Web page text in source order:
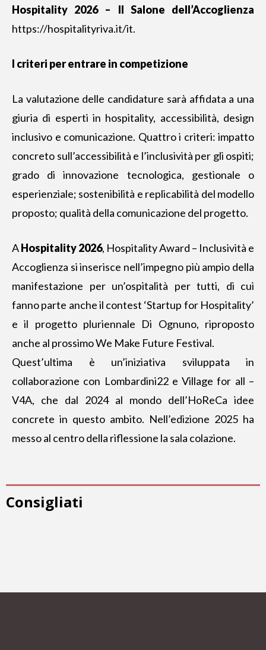
Hospitality 2026 – Il Salone dell’Accoglienza
https://hospitalityriva.it/it.
I criteri per entrare in competizione
La valutazione delle candidature sarà affidata a una
giuria di esperti in hospitality, accessibilità, design
inclusivo e comunicazione. Quattro i criteri: impatto
concreto sull’accessibilità e l’inclusività per gli ospiti;
grado di innovazione tecnologica, gestionale o
esperienziale; sostenibilità e replicabilità del modello
proposto; qualità della comunicazione del progetto.
AHospitality 2026, Hospitality Award – Inclusività e
Accoglienza si inserisce nell’impegno più ampio della
manifestazione per un’ospitalità per tutti, di cui
fanno parte anche il contest ‘Startup for Hospitality’
e il progetto pluriennale Di Ognuno, riproposto
anche al prossimo We Make Future Festival.
Quest’ultima è un’iniziativa sviluppata in
collaborazione con Lombardini22 e Village for all –
V4A, che dal 2024 al mondo dell’HoReCa idee
concrete in questo ambito. Nell’edizione 2025 ha
messo al centro della riflessione la sala colazione.
Consigliati